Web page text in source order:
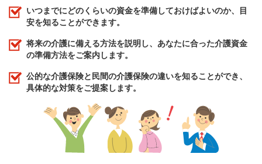
いつまでにどのくらいの資金を準備しておけばよいのか、目
安を知ることができます。
将来の介護に備える方法を説明し、あなたに合った介護資金
の準備方法をご案内します。
公的な介護保険と民間の介護保険の違いを知ることができ、
具体的な対策をご提案します。